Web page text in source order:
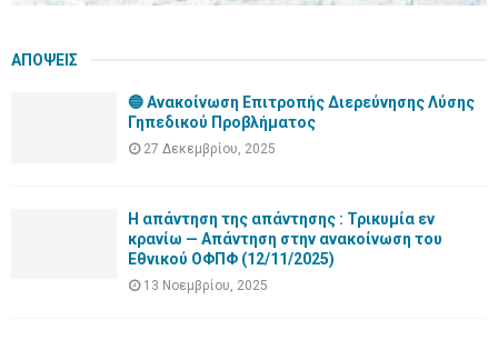
ΑΠΟΨΕΙΣ
🔵 Ανακοίνωση Επιτροπής Διερεύνησης Λύσης
Γηπεδικού Προβλήματος
27 Δεκεμβρίου, 2025
Η απάντηση της απάντησης : Τρικυμία εν
κρανίω — Απάντηση στην ανακοίνωση του
Εθνικού ΟΦΠΦ (12/11/2025)
13 Νοεμβρίου, 2025